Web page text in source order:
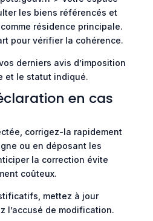
les biens référencés et
résidence principale.
pour vérifier la cohérence.
derniers avis d’imposition
et le statut indiqué.
en cas
corrigez-la rapidement
ou en déposant les
la correction évite
coûteux.
mettez à jour
l’accusé de modification.